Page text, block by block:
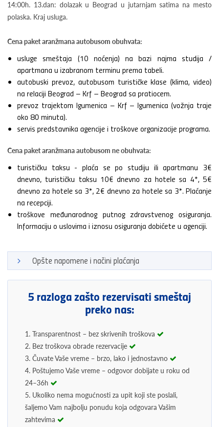
14:00h. 13.dan: dolazak u Beograd u jutarnjam satima na mesto
polaska. Kraj usluga.
Cena paket aranžmana autobusom obuhvata:
usluge smeštaja (10 noćenja) na bazi najma studija /
apartmana u izabranom terminu prema tabeli.
autobuski prevoz, autobusom turističke klase (klima, video)
na relaciji Beograd – Krf – Beograd sa pratiocem.
prevoz trajektom Igumenica – Krf – Igumenica (vožnja traje
oko 80 minuta).
servis predstavnika agencije i troškove organizacije programa.
Cena paket aranžmana autobusom ne obuhvata:
turističku taksu - plaća se po studiju ili apartmanu 3€
dnevno, turističku taksu 10€ dnevno za hotele sa 4*, 5€
dnevno za hotele sa 3*, 2€ dnevno za hotele sa 3*. Plaćanje
na recepciji.
troškove međunarodnog putnog zdravstvenog osiguranja.
Informaciju o uslovima i iznosu osiguranja dobićete u agenciji.
Opšte napomene i načini plaćanja
5 razloga zašto rezervisati smeštaj
preko nas:
1. Transparentnost – bez skrivenih troškova
2. Bez troškova obrade rezervacije
3. Čuvate Vaše vreme – brzo, lako i jednostavno
4. Poštujemo Vaše vreme – odgovor dobijate u roku od
24–36h
5. Ukoliko nema mogućnosti za upit koji ste poslali,
šaljemo Vam najbolju ponudu koja odgovara Vašim
zahtevima